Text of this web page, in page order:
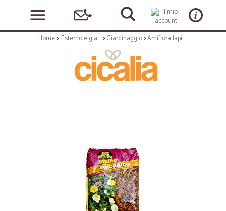
Home Esterno e giardino Giardinaggio Amiflora lapillo - lt.36